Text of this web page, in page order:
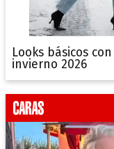
Looks básicos
invierno 2026